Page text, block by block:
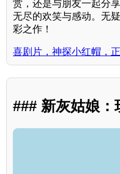
赏，还是与朋友一起分
无尽的欢笑与感动。无
彩之作！
喜剧片，神探小红帽，
### 新灰姑娘：